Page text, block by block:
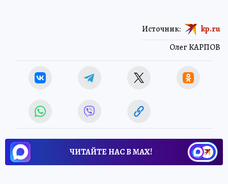
Олег КАРПОВ
Источник: kp.ru
ЧИТАЙТЕ НАС В МАХ!